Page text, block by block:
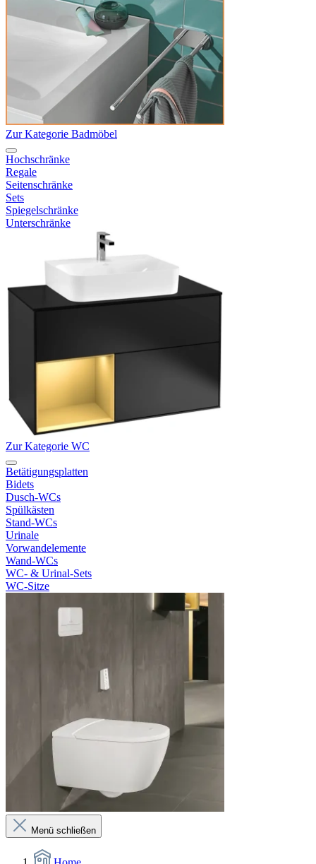
Zur Kategorie Badmöbel
Hochschränke
Regale
Seitenschränke
Sets
Spiegelschränke
Unterschränke
Zur Kategorie WC
Betätigungsplatten
Bidets
Dusch-WCs
Spülkästen
Stand-WCs
Urinale
Vorwandelemente
Wand-WCs
WC- & Urinal-Sets
WC-Sitze
Menü schließen